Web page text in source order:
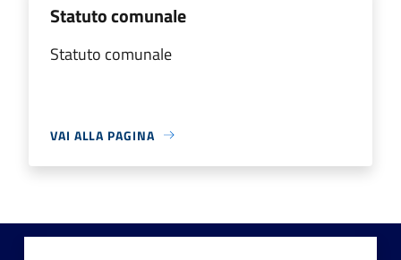
Statuto comunale
Statuto comunale
VAI ALLA PAGINA